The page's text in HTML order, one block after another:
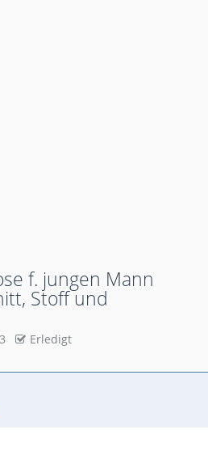
f. jungen Mann
Stoff und
Erledigt